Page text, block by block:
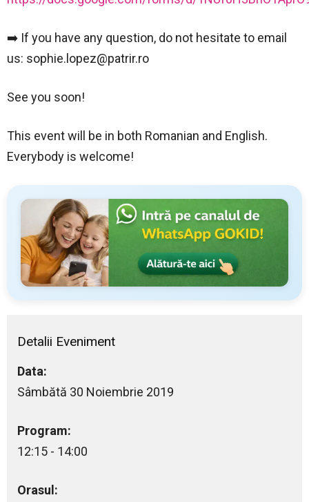
➡️ If you have any question, do not hesitate to email
us: sophie.lopez@patrir.ro
See you soon!
This event will be in both Romanian and English.
Everybody is welcome!
Detalii Eveniment
Data:
Sâmbătă 30 Noiembrie 2019
Program:
12:15 - 14:00
Orasul: